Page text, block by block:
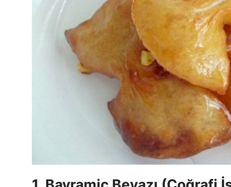
Popüler Kültür & Mutfak Tarihi
Mutfak Temizliği & Pratik Bilgiler
Anne & Bebek Beslenmesi